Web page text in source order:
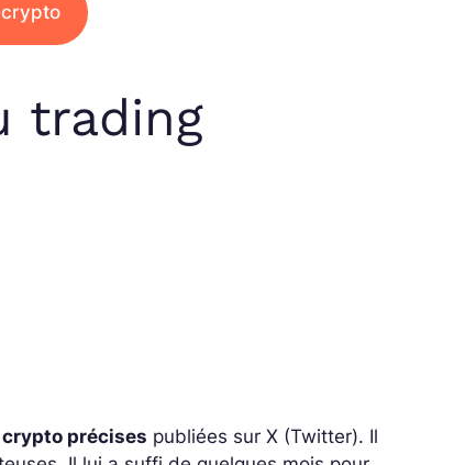
trading
précises publiées sur X (Twitter). Il